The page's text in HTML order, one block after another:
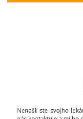
Nenašli ste svojho